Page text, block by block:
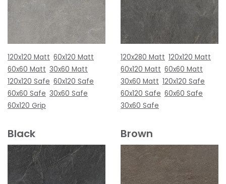
120x120 Matt 60x120 Matt
60x60 Matt 30x60 Matt
120x120 Safe 60x120 Safe
60x60 Safe 30x60 Safe
60x120 Grip
120x280 Matt 120x120 Matt
60x120 Matt 60x60 Matt
30x60 Matt 120x120 Safe
60x120 Safe 60x60 Safe
30x60 Safe
Black Brown